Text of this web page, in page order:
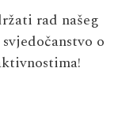
rad našeg
o